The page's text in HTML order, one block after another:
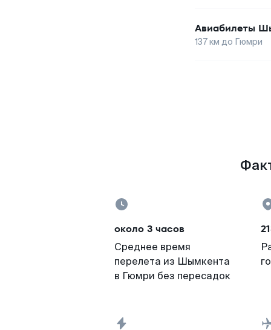
Авиабилеты
137км до Гюмри
около 3 часов
Среднее время
перелета из Шымкента
в Гюмри без пересадок